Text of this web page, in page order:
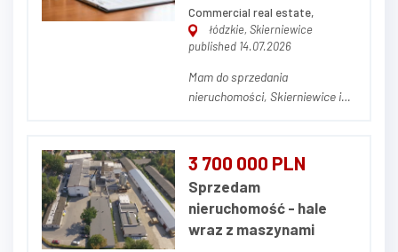
Commercial real estate,
łódzkie, Skierniewice
published 14.07.2026
Mam do sprzedania
nieruchomości, Skierniewice i
sieciowi. Podpisane umowy
długoterminowe, w kilku
przypadkach. - trzeci raz na 10
lat. Więcej informacji
telefonicznie Zdjęcie poglądowe
3 700 000 PLN
Sprzedam
nieruchomość - hale
wraz z maszynami